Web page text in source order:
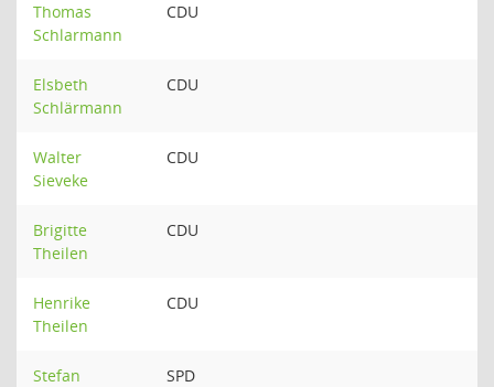
Thomas
Schlarmann
CDU
Elsbeth
Schlärmann
CDU
Walter
Sieveke
CDU
Brigitte
Theilen
CDU
Henrike
Theilen
CDU
Stefan
SPD